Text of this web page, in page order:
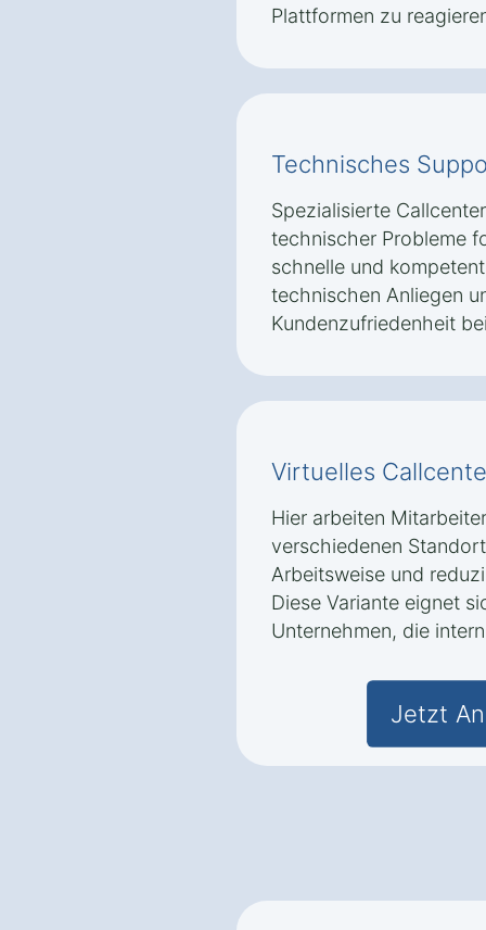
Plattformen zu
Technisches
Spezialisierte
technischer Probleme
schnelle und
technischen Anliegen
Kundenzufriedenheit
Virtuelles
Hier arbeiten
verschiedenen
Arbeitsweise und
Diese Variante eignet
Unternehmen, die
Jetzt